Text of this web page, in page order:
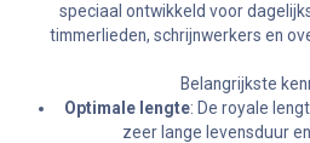
speciaal ontwikkeld voor
timmerlieden, schrijnwerkers en
Belangrijkste
Optimale lengte: De royale
zeer lange levensduur